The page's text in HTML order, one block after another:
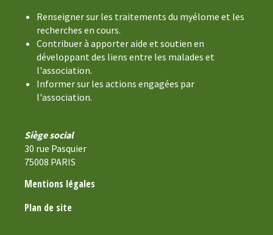
Renseigner sur les traitements du myélome et les
recherches en cours.
Contribuer à apporter aide et soutien en
développant des liens entre les malades et
l'association.
Informer sur les actions engagées par
l'association.
Siège social
30 rue Pasquier
75008 PARIS
Mentions légales
Plan de site